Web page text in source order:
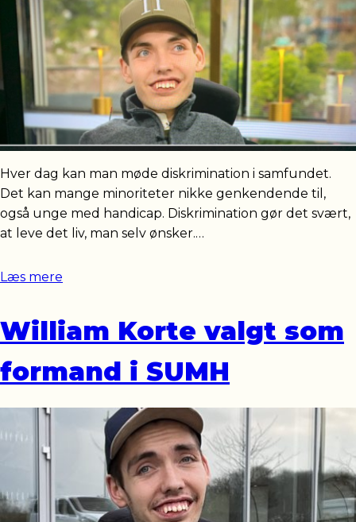
Hver dag kan man møde diskrimination i samfundet.
Det kan mange minoriteter nikke genkendende til,
også unge med handicap. Diskrimination gør det svært,
at leve det liv, man selv ønsker.…
Læs mere
William Korte valgt som
formand i SUMH